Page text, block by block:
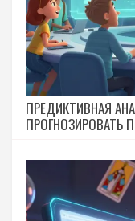
ПРЕДИКТИВНАЯ
ПРОГНОЗИРОВАТЬ